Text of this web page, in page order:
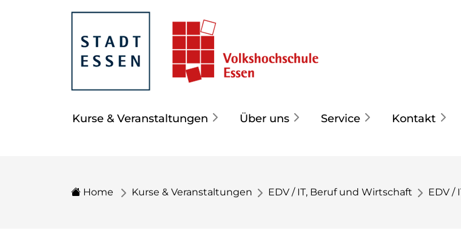
Kurse & Veranstaltungen Über uns Service Kontakt
Home Kurse & Veranstaltungen EDV / IT, Beruf und Wirtschaft EDV /